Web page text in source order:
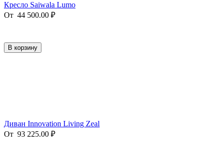
Кресло Saiwala Lumo
От 44 500.00 ₽
В корзину
Диван Innovation Living Zeal
От 93 225.00 ₽